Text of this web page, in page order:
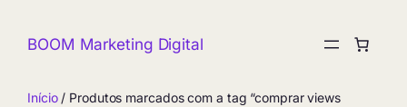
BOOM Marketing Digital
Início/ Produtos marcados com a tag “comprar views